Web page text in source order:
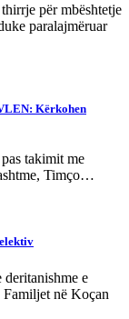
për mbështetje
paralajmëruar
Kërkohen
takimit me
Timço…
deritanishme e
Familjet në Koçan